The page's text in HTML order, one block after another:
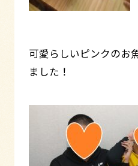
可愛らしいピンクのお
ました！